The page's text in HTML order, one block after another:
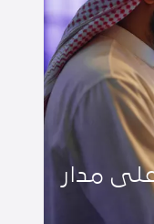
مدار